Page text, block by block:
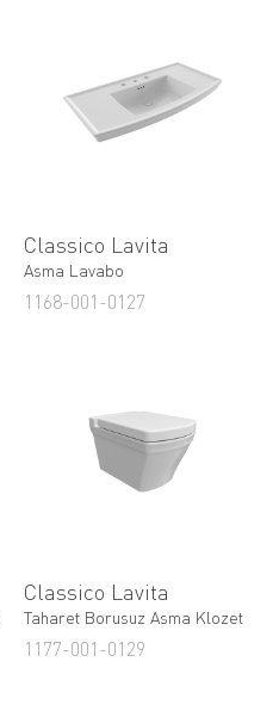
Classico Lavita
Asma Lavabo
1168-001-0127
Classico Lavita
Taharet Borusuz Asma Klozet
1177-001-0129